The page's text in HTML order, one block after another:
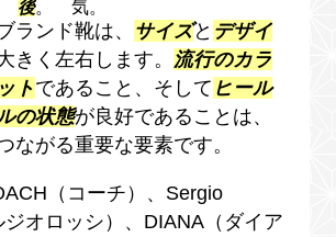
後。
気。
ランド靴は、 サイズと デザイ
きく左右します。 流行のカラ
トであること、そして ヒール
の状態が良好であることは、
ながる重要な要素です。
（コーチ）、Sergio
オロッシ）、DIANA（ダイア